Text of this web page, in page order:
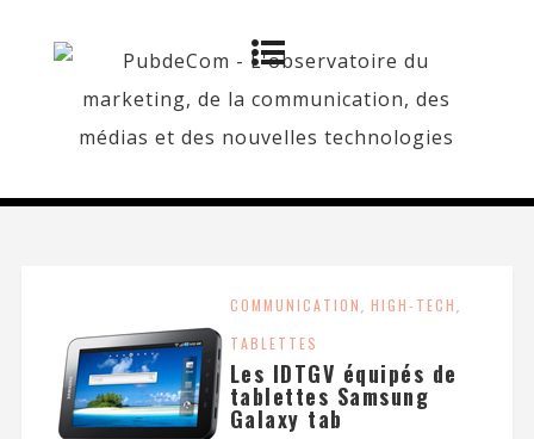
COMMUNICATION, HIGH-TECH,
TABLETTES
Les IDTGV équipés de
tablettes Samsung
Galaxy tab